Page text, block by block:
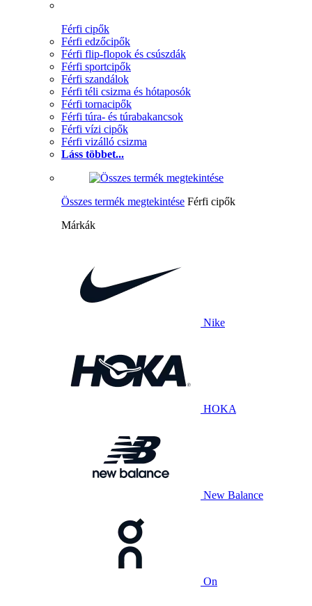
Férfi cipők
Férfi edzőcipők
Férfi flip-flopok és csúszdák
Férfi sportcipők
Férfi szandálok
Férfi téli csizma és hótaposók
Férfi tornacipők
Férfi túra- és túrabakancsok
Férfi vízi cipők
Férfi vizálló csizma
Láss többet...
Összes termék megtekintése Férfi cipők
Márkák
Nike
HOKA
New Balance
On